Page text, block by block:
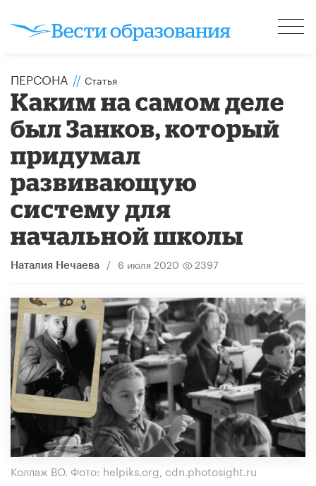
ПЕРСОНА // Статья
Каким на самом деле
был Занков, который
придумал
развивающую
систему для
начальной школы
Наталия Нечаева / 6 июля 2020 2397
Коллаж ВО. Фото: helpiks.org, cdn.photosight.ru